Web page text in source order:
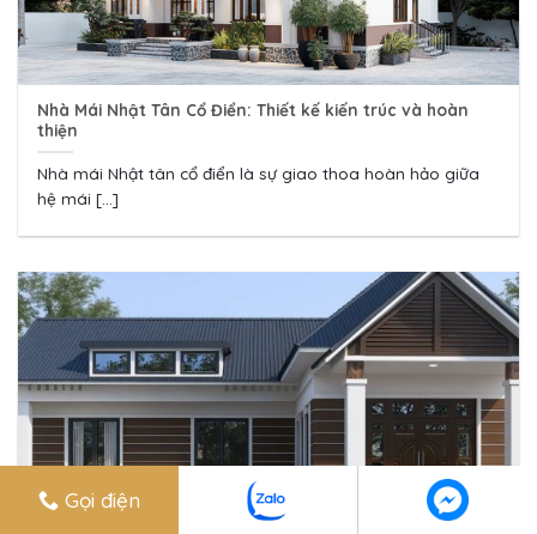
Nhà Mái Nhật Tân Cổ Điển: Thiết kế kiến trúc và hoàn
thiện
Nhà mái Nhật tân cổ điển là sự giao thoa hoàn hảo giữa
hệ mái [...]
Gọi điện